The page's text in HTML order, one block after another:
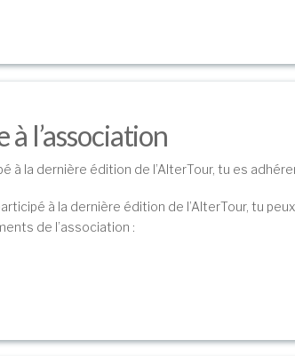
à l’association
à la dernière édition de l’AlterTour, tu es
à la dernière édition de l’AlterTour, tu
de l’association :